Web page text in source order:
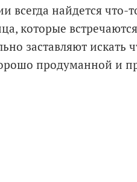
найдется что-
которые
заставляют искать
продуманной и